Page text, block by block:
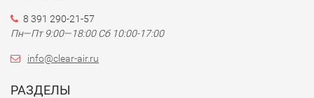
8 391 290-21-57
Пн—Пт 9:00—18:00 Сб 10:00-17:00
info@clear-air.ru
РАЗДЕЛЫ